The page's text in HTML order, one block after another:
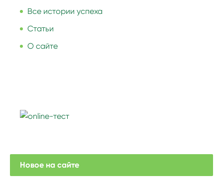
Все истории успеха
Статьи
О сайте
Новое на сайте